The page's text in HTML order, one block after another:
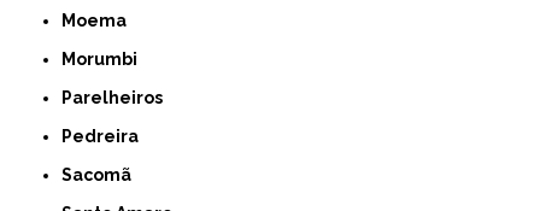
Moema
Morumbi
Parelheiros
Pedreira
Sacomã